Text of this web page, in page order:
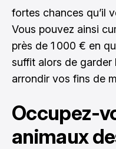
fortes chances qu’il
Vous pouvez ainsi
près de 1 000 € en
suffit alors de
arrondir vos fins de
Occupez-
animaux